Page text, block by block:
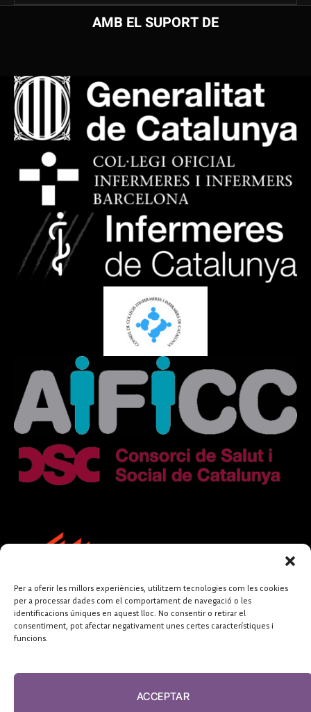
Per a oferir les millors experiències, utilitzem tecnologies com les cookies
per a processar dades com el comportament de navegació o les
identificacions úniques en aquest lloc. No consentir o retirar el
consentiment, pot afectar negativament unes certes característiques i
funcions.
ACCEPTAR
AMB EL SUPORT DE
FUNDACIÓ